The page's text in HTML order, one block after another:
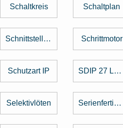
Schaltkreis Schaltplan
Schnittstellenkarte Schrittmotor
Schutzart IP SDIP 27 Level
Selektivlöten Serienfertigung